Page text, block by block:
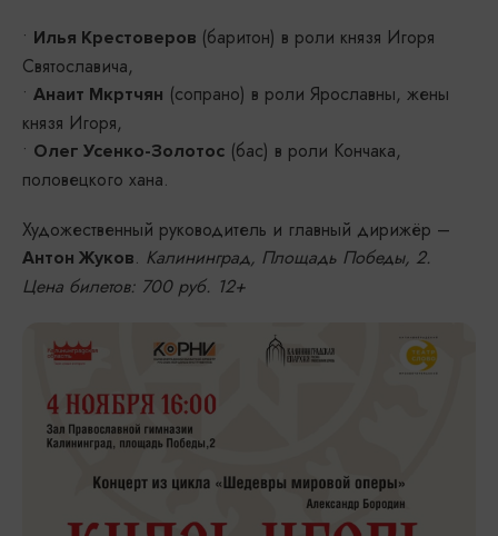
• Илья Крестоверов (баритон) в роли князя Игоря
Святославича,
• Анаит Мкртчян (сопрано) в роли Ярославны, жены
князя Игоря,
• Олег Усенко-Золотос (бас) в роли Кончака,
половецкого хана.
Художественный руководитель и главный дирижёр –
Антон Жуков. Калининград, Площадь Победы, 2.
Цена билетов: 700 руб. 12+